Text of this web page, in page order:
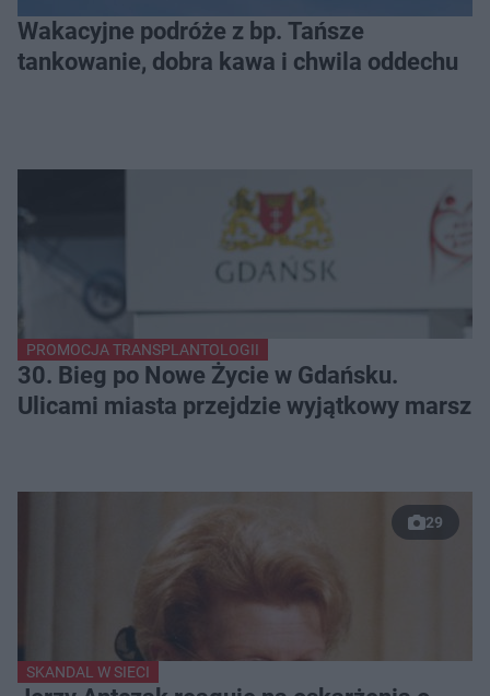
Wakacyjne podróże z bp. Tańsze
tankowanie, dobra kawa i chwila oddechu
PROMOCJA TRANSPLANTOLOGII
30. Bieg po Nowe Życie w Gdańsku.
Ulicami miasta przejdzie wyjątkowy marsz
29
SKANDAL W SIECI